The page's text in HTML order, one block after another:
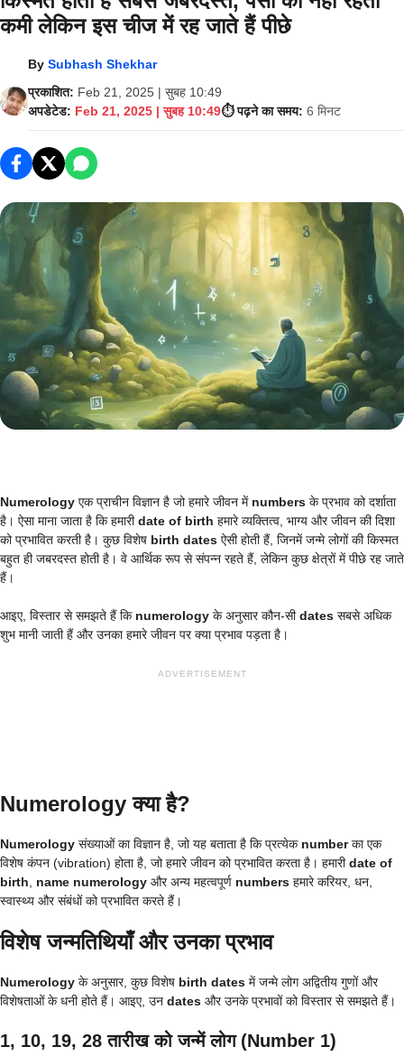
कमी लेकिन इस चीज में रह जाते हैं पीछे
BySubhash Shekhar
प्रकाशित: Feb 21, 2025 | सुबह 10:49
अपडेटेड: Feb 21, 2025 | सुबह 10:49⏱️ पढ़ने का समय: 6 मिनट
Numerology एक प्राचीन विज्ञान है जो हमारे जीवन में numbers के प्रभाव को दर्शाता
है। ऐसा माना जाता है कि हमारीdate of birth हमारे व्यक्तित्व, भाग्य और जीवन की दिशा
को प्रभावित करती है। कुछ विशेष birth dates ऐसी होती हैं, जिनमें जन्मे लोगों की किस्मत
बहुत ही जबरदस्त होती है। वे आर्थिक रूप से संपन्न रहते हैं, लेकिन कुछ क्षेत्रों में पीछे रह जाते
हैं।
आइए, विस्तार से समझते हैं कि numerology के अनुसार कौन-सीdates सबसे अधिक
शुभ मानी जाती हैं और उनका हमारे जीवन पर क्या प्रभाव पड़ता है।
ADVERTISEMENT
Numerology क्या है?
Numerology संख्याओं का विज्ञान है, जो यह बताता है कि प्रत्येक numberका एक
विशेष कंपन (vibration) होता है, जो हमारे जीवन को प्रभावित करता है। हमारीdate of
birth
name numerology और अन्य महत्वपूर्ण numbers हमारे करियर, धन,
स्वास्थ्य और संबंधों को प्रभावित करते हैं।
विशेष जन्मतिथियाँ और उनका प्रभाव
Numerology के अनुसार, कुछ विशेष birth dates में जन्मे लोग अद्वितीय गुणों और
विशेषताओं के धनी होते हैं। आइए, उन dates और उनके प्रभावों को विस्तार से समझते हैं।
1, 10, 19, 28 तारीख को जन्में लोग (Number 1)